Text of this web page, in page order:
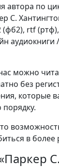
автора по
С.
rtf
аудиокниги
можно
без
которые
в